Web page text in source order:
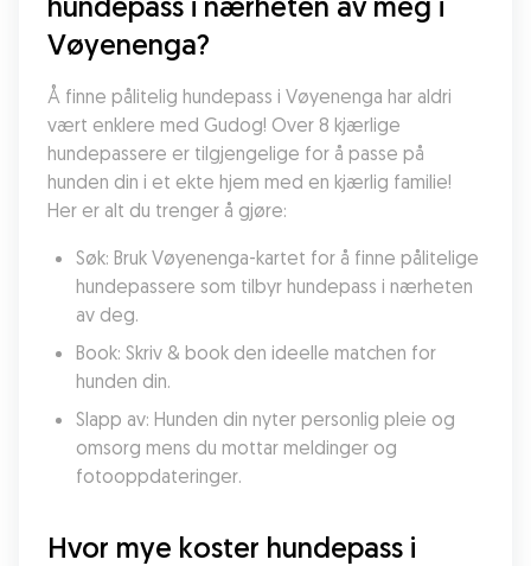
Vøyenenga?
Å finne pålitelig hundepass i Vøyenenga har aldri
vært enklere med Gudog! Over 8 kjærlige
hundepassere er tilgjengelige for å passe på
hunden din i et ekte hjem med en kjærlig familie!
Her er alt du trenger å gjøre:
Søk: Bruk Vøyenenga-kartet for å finne pålitelige
hundepassere som tilbyr hundepass i nærheten
av deg.
Book: Skriv & book den ideelle matchen for
hunden din.
Slapp av: Hunden din nyter personlig pleie og
omsorg mens du mottar meldinger og
fotooppdateringer.
Hvor mye koster hundepass i